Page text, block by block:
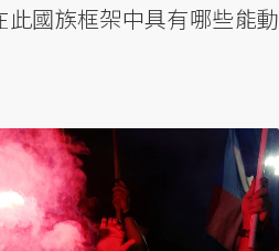
國族框架中具有哪些能動